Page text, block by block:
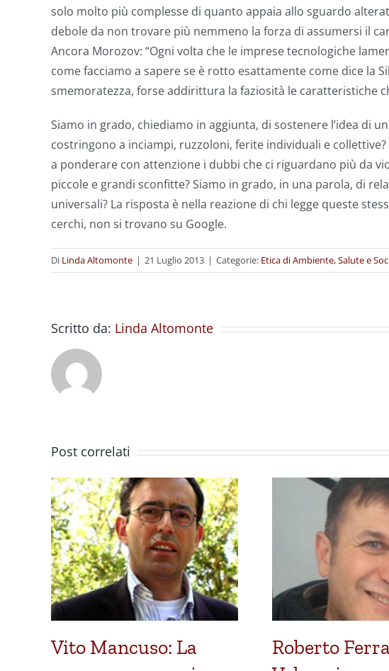
solo molto più complesse di quanto appaia allo sguardo
debole da non trovare più nemmeno la forza di assumersi il
Ancora Morozov: “Ogni volta che le imprese tecnologiche
come facciamo a sapere se è rotto esattamente come dice la
smemoratezza, forse addirittura la faziosità le caratteristiche
Siamo in grado, chiediamo in aggiunta, di sostenere l’idea di
costringono a inciampi, ruzzoloni, ferite individuali e
a ponderare con attenzione i dubbi che ci riguardano più da
piccole e grandi sconfitte? Siamo in grado, in una parola, di
universali? La risposta è nella reazione di chi legge queste
cerchi, non si trovano su Google.
Di Linda Altomonte | 21 Luglio 2013 | Categorie: Etica di Ambiente, Salute e
Scritto da: Linda Altomonte
Post correlati
Vito Mancuso: La
Roberto